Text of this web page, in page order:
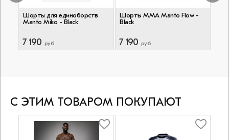
Шорты для единоборств
Manto Miko - Black
7 190 руб
Шорты ММА Manto Flow -
Black
7 190 руб
С ЭТИМ ТОВАРОМ ПОКУПАЮТ